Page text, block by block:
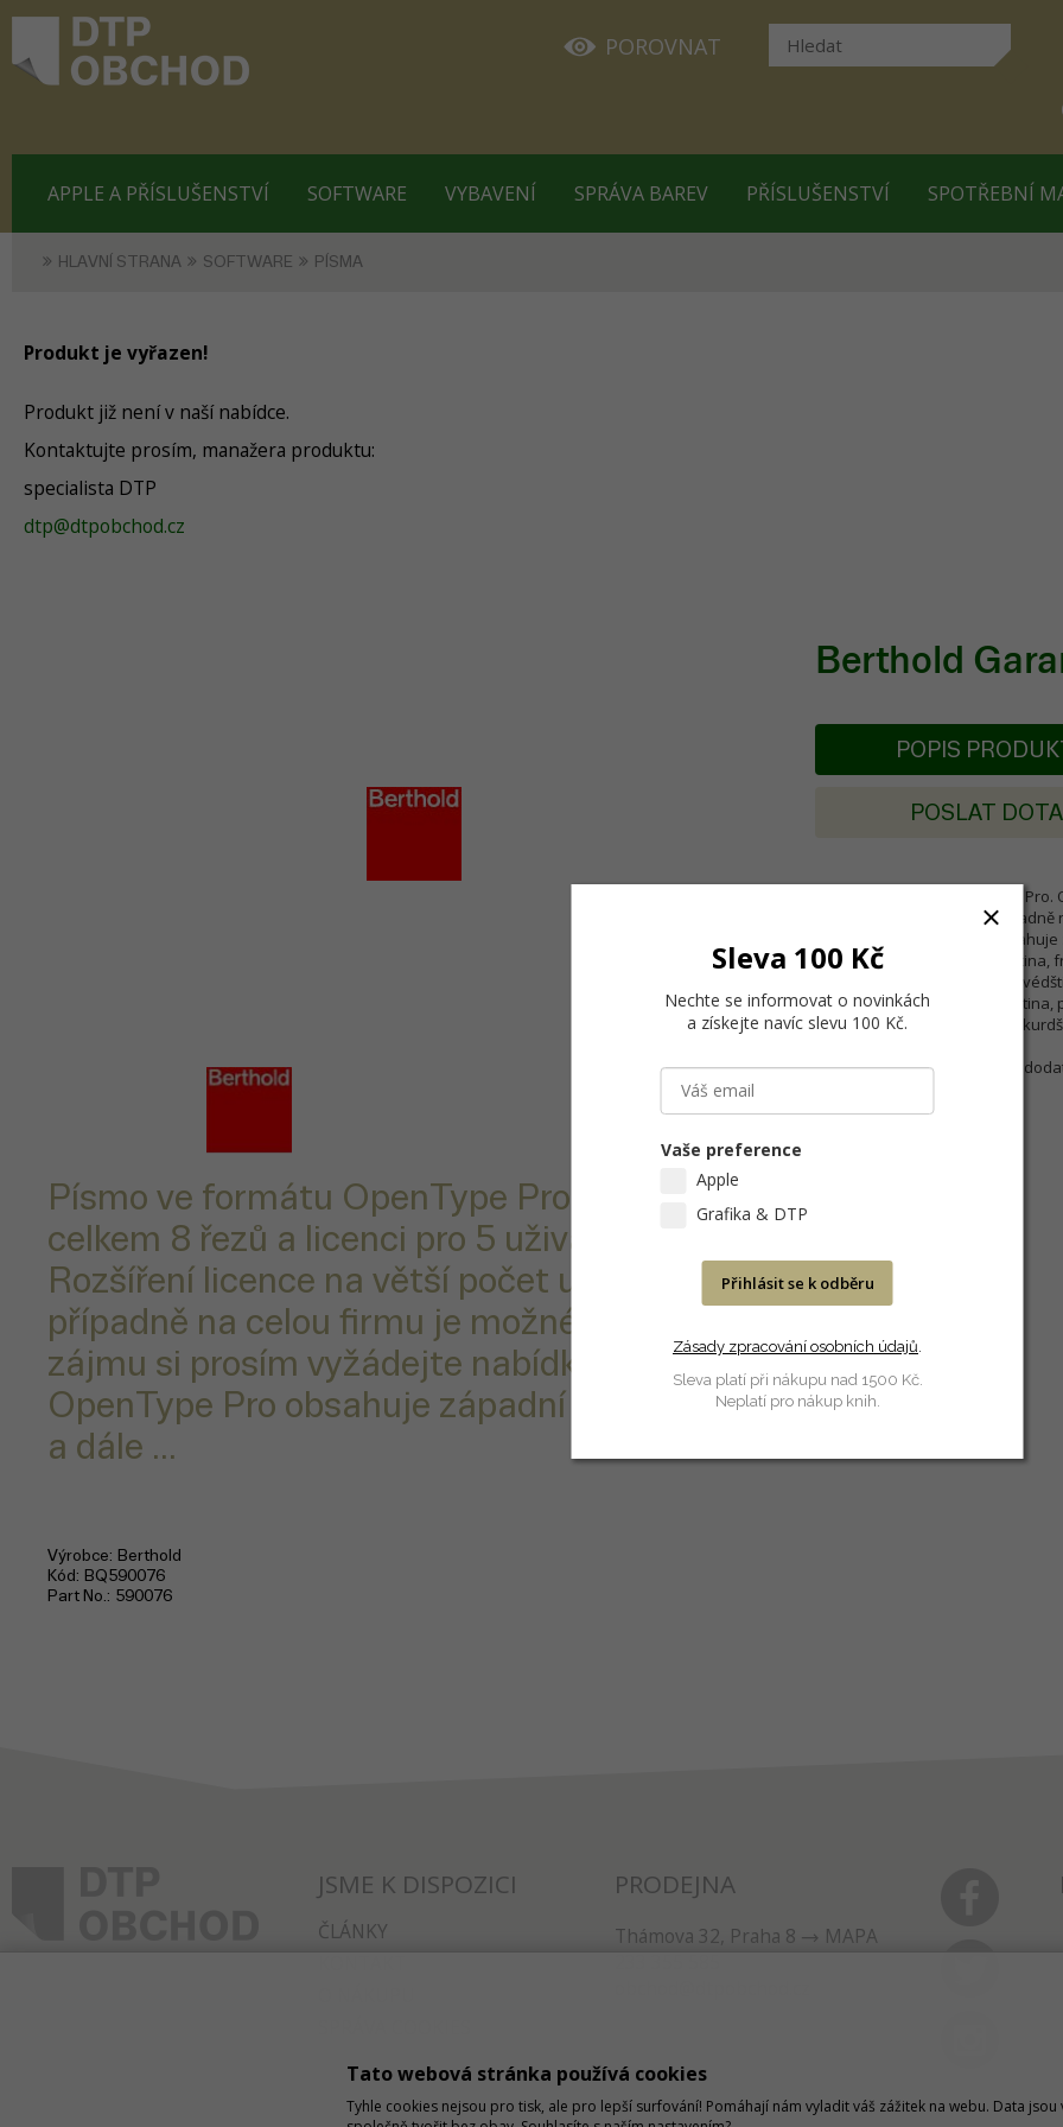
POROVNAT
APPLE A PŘÍSLUŠENSTVÍ SOFTWARE VYBAVENÍ SPRÁVA BAREV PŘÍSLUŠENSTVÍ SPOTŘEBNÍ
HLAVNÍ STRANA SOFTWARE PÍSMA
Produkt je vyřazen!
Produkt již není v naší nabídce.
Kontaktujte prosím, manažera produktu:
specialista DTP
dtp@dtpobchod.cz
Berthold
Písmo ve formátu OpenType Pro. Obsahuje
celkem 8 řezů a licenci pro 5 uživatelů.
Rozšíření licence na větší počet uživatelů,
případně na celou firmu je možné, v případě
zájmu si prosím vyžádejte nabídku.
OpenType Pro obsahuje západní sadu písma
a dále ...
Výrobce Berthold
Kód BQ590076
Part No.
590076
POPIS
POSLAT
Písmo ve formátu OpenType
na větší počet uživatelů,
nabídku. OpenType Pro
dánština, holandština, angličtina,
portugalština, španělština a
čeština, maďarština,
srbština (v latince), turečtina,
Písmo můžeme po zaplacení
JSME K DISPOZICI
ČLÁNKY
PRODEJNA
Thámova 32, Praha 8
MAPA
Tato webová stránka používá cookies
Tyhle cookies nejsou pro tisk, ale pro lepší surfování! Pomáhají nám vyladit váš zážitek na webu. Data jsou
Sleva 100 Kč
Nechte se informovat o novinkách
a získejte navíc slevu 100 Kč.
Vaše preference
Apple
Grafika & DTP
Přihlásit se k odběru
Zásady zpracování osobních údajů
Sleva platí při nákupu nad 1500 Kč.
Neplatí pro nákup knih.